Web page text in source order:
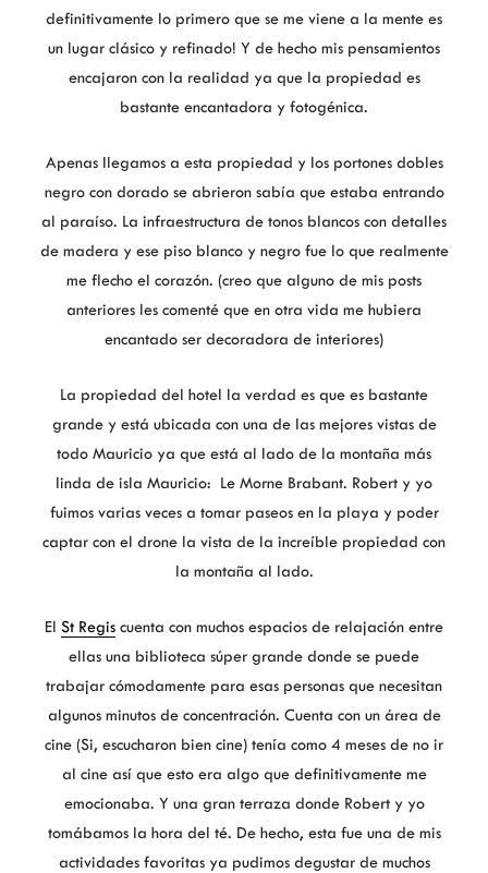
definitivamente lo primero que se me viene a la mente es
un lugar clásico y refinado! Y de hecho mis pensamientos
encajaron con la realidad ya que la propiedad es
bastante encantadora y fotogénica.
Apenas llegamos a esta propiedad y los portones dobles
negro con dorado se abrieron sabía que estaba entrando
al paraíso. La infraestructura de tonos blancos con detalles
de madera y ese piso blanco y negro fue lo que realmente
me flecho el corazón. (creo que alguno de mis posts
anteriores les comenté que en otra vida me hubiera
encantado ser decoradora de interiores)
La propiedad del hotel la verdad es que es bastante
grande y está ubicada con una de las mejores vistas de
todo Mauricio ya que está al lado de la montaña más
linda de isla Mauricio: Le Morne Brabant. Robert y yo
fuimos varias veces a tomar paseos en la playa y poder
captar con el drone la vista de la increíble propiedad con
la montaña al lado.
El St Regis cuenta con muchos espacios de relajación entre
ellas una biblioteca súper grande donde se puede
trabajar cómodamente para esas personas que necesitan
algunos minutos de concentración. Cuenta con un área de
cine (Si, escucharon bien cine) tenía como 4 meses de no ir
al cine así que esto era algo que definitivamente me
emocionaba. Y una gran terraza donde Robert y yo
tomábamos la hora del té. De hecho, esta fue una de mis
actividades favoritas ya pudimos degustar de muchos